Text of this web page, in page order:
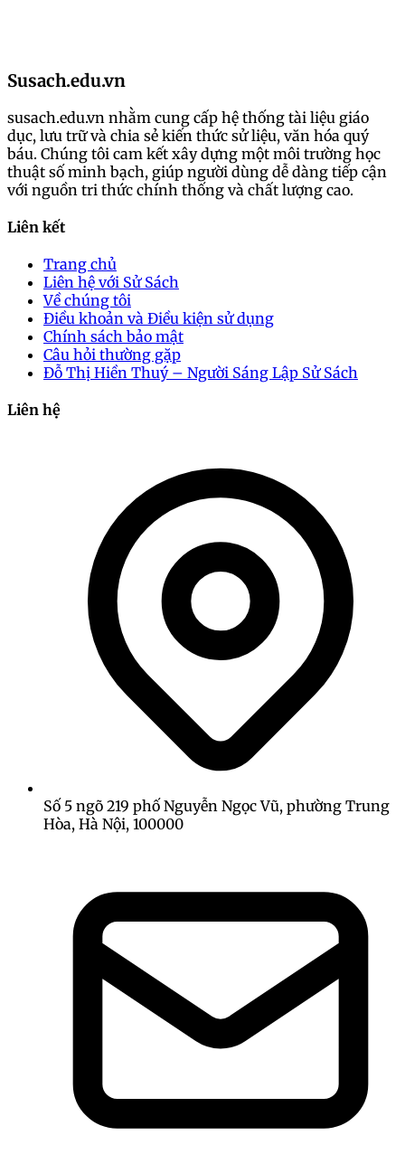
Susach.edu.vn
susach.edu.vn nhằm cung cấp hệ thống tài liệu giáo
dục, lưu trữ và chia sẻ kiến thức sử liệu, văn hóa quý
báu. Chúng tôi cam kết xây dựng một môi trường học
thuật số minh bạch, giúp người dùng dễ dàng tiếp cận
với nguồn tri thức chính thống và chất lượng cao.
Liên kết
Trang chủ
Liên hệ với Sử Sách
Về chúng tôi
Điều khoản và Điều kiện sử dụng
Chính sách bảo mật
Câu hỏi thường gặp
Đỗ Thị Hiền Thuý – Người Sáng Lập Sử Sách
Liên hệ
Số 5 ngõ 219 phố Nguyễn Ngọc Vũ, phường Trung
Hòa, Hà Nội, 100000